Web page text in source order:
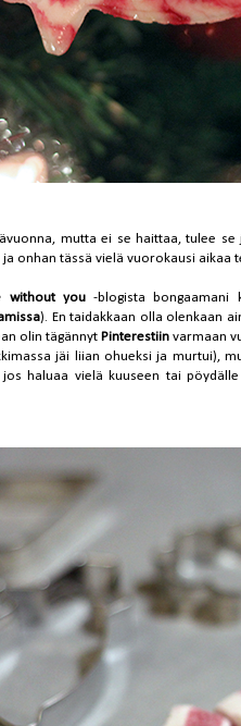
mutta ei se haittaa, tulee
onhan tässä vielä vuorokausi aikaa
without you-blogista bongaamani
). En taidakkaan olla olenkaan
olin tägännyt Pinterestiin varmaan
jäi liian ohueksi ja murtui),
haluaa vielä kuuseen tai